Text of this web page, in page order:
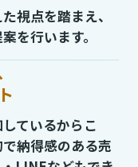
視点を踏まえ、
を行います。
ているからこ
納得感のある売